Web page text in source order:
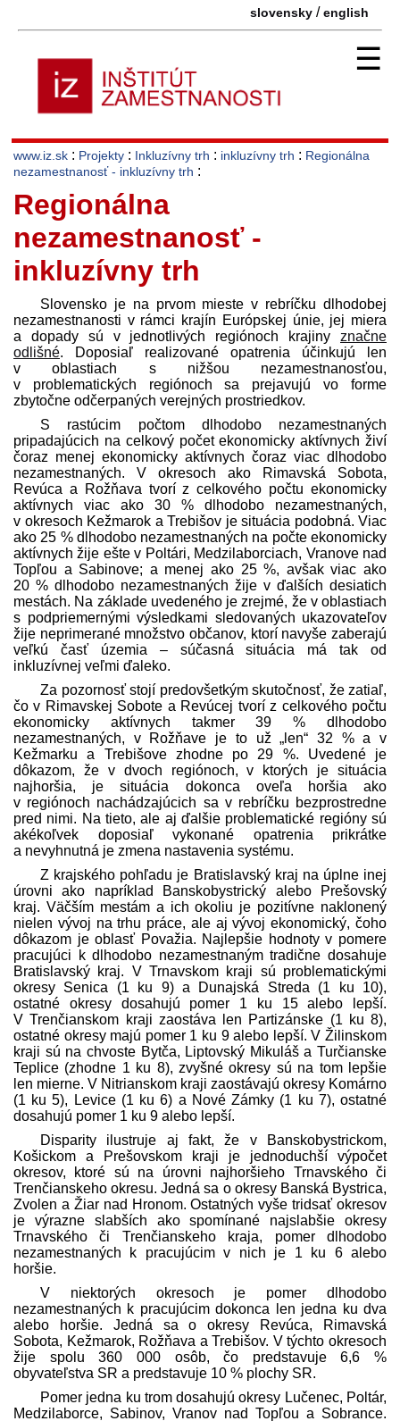
slovensky /english
☰
www.iz.sk : Projekty : Inkluzívny trh : inkluzívny trh : Regionálna
nezamestnanosť - inkluzívny trh :
Regionálna
nezamestnanosť -
inkluzívny trh
Slovensko je na prvom mieste v rebríčku dlhodobej
nezamestnanosti v rámci krajín Európskej únie, jej miera
a dopady sú v jednotlivých regiónoch krajiny značne
odlišné. Doposiaľ realizované opatrenia účinkujú len
v oblastiach s nižšou nezamestnanosťou,
v problematických regiónoch sa prejavujú vo forme
zbytočne odčerpaných verejných prostriedkov.
S rastúcim počtom dlhodobo nezamestnaných
pripadajúcich na celkový počet ekonomicky aktívnych živí
čoraz menej ekonomicky aktívnych čoraz viac dlhodobo
nezamestnaných. V okresoch ako Rimavská Sobota,
Revúca a Rožňava tvorí z celkového počtu ekonomicky
aktívnych viac ako 30 % dlhodobo nezamestnaných,
v okresoch Kežmarok a Trebišov je situácia podobná. Viac
ako 25 % dlhodobo nezamestnaných na počte ekonomicky
aktívnych žije ešte v Poltári, Medzilaborciach, Vranove nad
Topľou a Sabinove; a menej ako 25 %, avšak viac ako
20 % dlhodobo nezamestnaných žije v ďalších desiatich
mestách. Na základe uvedeného je zrejmé, že v oblastiach
s podpriemernými výsledkami sledovaných ukazovateľov
žije neprimerané množstvo občanov, ktorí navyše zaberajú
veľkú časť územia – súčasná situácia má tak od
inkluzívnej veľmi ďaleko.
Za pozornosť stojí pred­ovšetkým skutočnosť, že zatiaľ,
čo v Rimavskej Sobote a Revúcej tvorí z celkového počtu
ekonomicky aktívnych takmer 39 % dlhodobo
nezamestnaných, v Rožňave je to už „len“ 32 % a v
Kežmarku a Trebišove zhodne po 29 %. Uvedené je
dôkazom, že v dvoch regiónoch, v ktorých je situácia
najhoršia, je situácia dokonca oveľa horšia ako
v regiónoch nachádzajúcich sa v rebríčku bezprostredne
pred nimi. Na tieto, ale aj ďalšie problematické regióny sú
akékoľvek doposiaľ vykonané opatrenia prikrátke
a nevyhnutná je zmena nastavenia systému.
Z krajského pohľadu je Bratislavský kraj na úplne inej
úrovni ako napríklad Banskobystrický alebo Prešovský
kraj. Väčším mestám a ich okoliu je pozitívne naklonený
nielen vývoj na trhu práce, ale aj vývoj ekonomický, čoho
dôkazom je oblasť Považia. Najlepšie hodnoty v pomere
pracujúci k dlhodobo nezamestnaným tradične dosahuje
Bratislavský kraj. V Trnavskom kraji sú problematickými
okresy Senica (1 ku 9) a Dunajská Streda (1 ku 10),
ostatné okresy dosahujú pomer 1 ku 15 alebo lepší.
V Trenčianskom kraji zaostáva len Partizánske (1 ku 8),
ostatné okresy majú pomer 1 ku 9 alebo lepší. V Žilinskom
kraji sú na chvoste Bytča, Liptovský Mikuláš a Turčianske
Teplice (zhodne 1 ku 8), zvyšné okresy sú na tom lepšie
len mierne. V Nitrianskom kraji zaostávajú okresy Komárno
(1 ku 5), Levice (1 ku 6) a Nové Zámky (1 ku 7), ostatné
dosahujú pomer 1 ku 9 alebo lepší.
Disparity ilustruje aj fakt, že v Banskobystrickom,
Košickom a Prešovskom kraji je jednoduchší výpočet
okresov, ktoré sú na úrovni najhoršieho Trnavského či
Trenčianskeho okresu. Jedná sa o okresy Banská Bystrica,
Zvolen a Žiar nad Hronom. Ostatných vyše tridsať okresov
je výrazne slabších ako spomínané najslabšie okresy
Trnavského či Trenčianskeho kraja, pomer dlhodobo
nezamestnaných k pracujúcim v nich je 1 ku 6 alebo
horšie.
V niektorých okresoch je pomer dlhodobo
nezamestnaných k pracujúcim dokonca len jedna ku dva
alebo horšie. Jedná sa o okresy Revúca, Rimavská
Sobota, Kežmarok, Rožňava a Trebišov. V týchto okresoch
žije spolu 360 000 osôb, čo pred­stavuje 6,6 %
obyvateľstva SR a pred­stavuje 10 % plochy SR.
Pomer jedna ku trom dosahujú okresy Lučenec, Poltár,
Medzilaborce, Sabinov, Vranov nad Topľou a Sobrance.